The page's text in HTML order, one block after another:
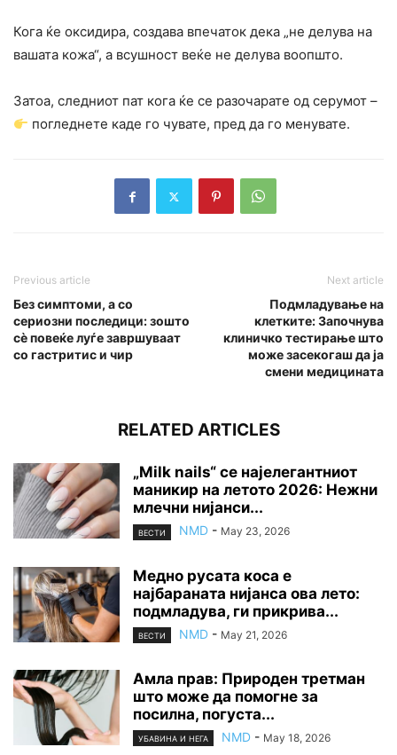
Кога ќе оксидира, создава впечаток дека „не делува на
вашата кожа“, а всушност веќе не делува воопшто.
Затоа, следниот пат кога ќе се разочарате од серумот –
погледнете каде го чувате, пред да го менувате.
Previous article
Без симптоми, а со
сериозни последици: зошто
сè повеќе луѓе завршуваат
со гастритис и чир
Next article
Подмладување на
клетките: Започнува
клиничко тестирање што
може засекогаш да ја
смени медицината
RELATED ARTICLES
„Milk nails“ се најелегантниот
маникир на летото 2026: Нежни
млечни нијанси...
ВЕСТИ NMD - May 23, 2026
Медно русата коса е
најбараната нијанса ова лето:
подмладува, ги прикрива...
ВЕСТИ NMD - May 21, 2026
Амла прав: Природен третман
што може да помогне за
посилна, погуста...
УБАВИНА И НЕГА NMD - May 18, 2026